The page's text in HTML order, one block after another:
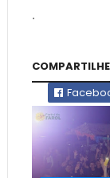
.
COMPARTILHE